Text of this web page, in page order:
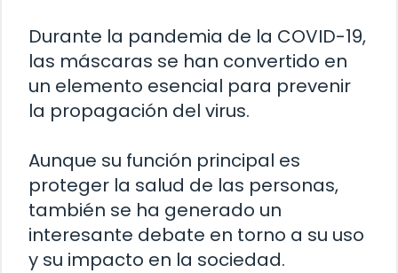
Durante la pandemia de la COVID-19,
las máscaras se han convertido en
un elemento esencial para prevenir
la propagación del virus.
Aunque su función principal es
proteger la salud de las personas,
también se ha generado un
interesante debate en torno a su uso
y su impacto en la sociedad.